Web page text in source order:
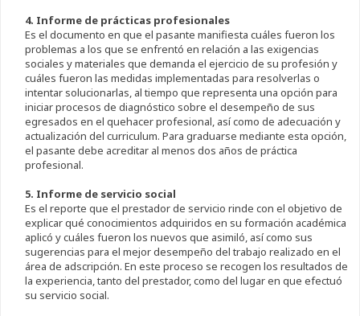
4. Informe de prácticas profesionales
Es el documento en que el pasante manifiesta cuáles fueron los
problemas a los que se enfrentó en relación a las exigencias
sociales y materiales que demanda el ejercicio de su profesión y
cuáles fueron las medidas implementadas para resolverlas o
intentar solucionarlas, al tiempo que representa una opción para
iniciar procesos de diagnóstico sobre el desempeño de sus
egresados en el quehacer profesional, así como de adecuación y
actualización del curriculum. Para graduarse mediante esta opción,
el pasante debe acreditar al menos dos años de práctica
profesional.
5. Informe de servicio social
Es el reporte que el prestador de servicio rinde con el objetivo de
explicar qué conocimientos adquiridos en su formación académica
aplicó y cuáles fueron los nuevos que asimiló, así como sus
sugerencias para el mejor desempeño del trabajo realizado en el
área de adscripción. En este proceso se recogen los resultados de
la experiencia, tanto del prestador, como del lugar en que efectuó
su servicio social.